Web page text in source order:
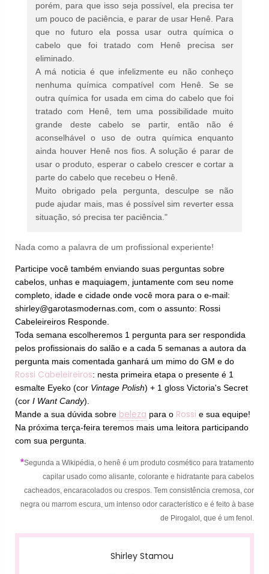
porém, para que isso seja possível, ela precisa ter
um pouco de paciência, e parar de usar Henê. Para
que no futuro ela possa usar outra química o
cabelo que foi tratado com Henê precisa ser
eliminado.
A má noticia é que infelizmente eu não conheço
nenhuma química compatível com Henê. Se se
outra química for usada em cima do cabelo que foi
tratado com Henê, tem uma possibilidade muito
grande deste cabelo se partir, então não é
aconselhável o uso de outra química enquanto
ainda houver Henê nos fios. A solução é parar de
usar o produto, esperar o cabelo crescer e cortar a
parte do cabelo que recebeu o Henê.
Muito obrigado pela pergunta, desculpe se não
pude ajudar mais, mas é possível sim reverter essa
situação, só precisa ter paciência."
Nada como a palavra de um profissional experiente!
Participe você também enviando suas perguntas sobre
cabelos, unhas e maquiagem, juntamente com seu nome
completo, idade e cidade onde você mora para o e-mail:
shirley@garotasmodernas.com, com o assunto: Rossi
Cabeleireiros Responde.
Toda semana escolheremos 1 pergunta para ser respondida
pelos profissionais do salão e a cada 5 semanas a autora da
pergunta mais comentada ganhará um mimo do GM e do
Rossi Cabeleireiros: nesta primeira etapa o presente é 1
esmalte Eyeko (cor Vintage Polish) + 1 gloss Victoria's Secret
(cor I Want Candy).
Mande a sua dúvida sobre beleza para o Rossi e sua equipe!
Na próxima terça-feira teremos mais uma leitora participando
com sua pergunta.
*Segunda a Wikipédia, o henê é um produto cosmético para tratamento
capilar usado como alisante, colorante e hidratante para cabelos
cacheados, encaracolados ou crespos. Tem consistência cremosa, cor
negra ou marrom escura, um intenso odor característico e é feito à base
de Pirogalol, que é um fenol.
Shirley Stamou